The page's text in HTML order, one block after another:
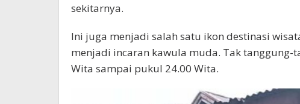
sekitarnya.
Ini juga menjadi salah satu ikon destinasi
menjadi incaran kawula muda. Tak
Wita sampai pukul 24.00 Wita.